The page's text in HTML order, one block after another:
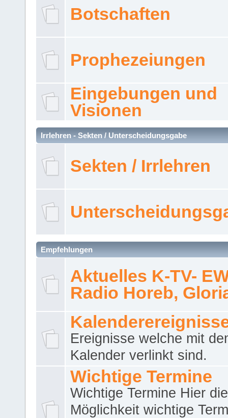
Botschaften
Prophezeiungen
Eingebungen und
Visionen
Irrlehren - Sekten / Unterscheidungsgabe
Sekten / Irrlehren
Empfehlungen
Aktuelles K-TV-
Radio Horeb,
Ereignisse welche mit
Kalender verlinkt sind.
Wichtige Termine
Wichtige Termine Hier die
Möglichkeit wichtige